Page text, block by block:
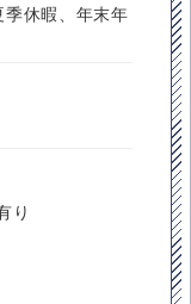
休暇、年末年
り